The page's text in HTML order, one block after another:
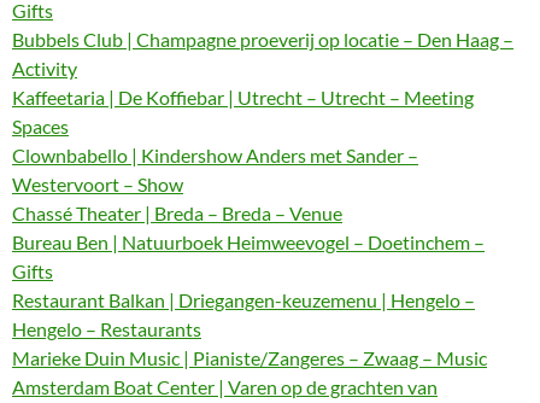
Gifts
Bubbels Club | Champagne proeverij op locatie – Den Haag –
Activity
Kaffeetaria | De Koffiebar | Utrecht – Utrecht – Meeting
Spaces
Clownbabello | Kindershow Anders met Sander –
Westervoort – Show
Chassé Theater | Breda – Breda – Venue
Bureau Ben | Natuurboek Heimweevogel – Doetinchem –
Gifts
Restaurant Balkan | Driegangen-keuzemenu | Hengelo –
Hengelo – Restaurants
Marieke Duin Music | Pianiste/Zangeres – Zwaag – Music
Amsterdam Boat Center | Varen op de grachten van